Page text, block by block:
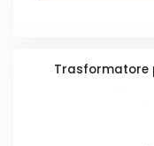
Trasformatore